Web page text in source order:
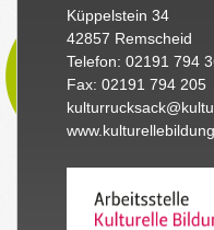
Küppelstein 34
42857 Remscheid
Telefon: 02191 794
Fax: 02191 794 205